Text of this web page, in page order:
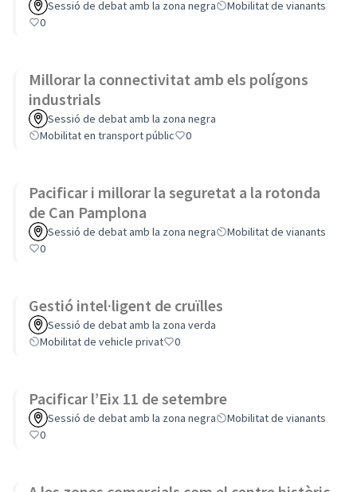
Sessió de debat amb la zona negra
Mobilitat de vianants
0
Millorar la connectivitat amb els polígons
industrials
Sessió de debat amb la zona negra
Mobilitat en transport públic
0
Pacificar i millorar la seguretat a la rotonda
de Can Pamplona
Sessió de debat amb la zona negra
Mobilitat de vianants
0
Gestió intel·ligent de cruïlles
Sessió de debat amb la zona verda
Mobilitat de vehicle privat
0
Pacificar l’Eix 11 de setembre
Sessió de debat amb la zona negra
Mobilitat de vianants
0